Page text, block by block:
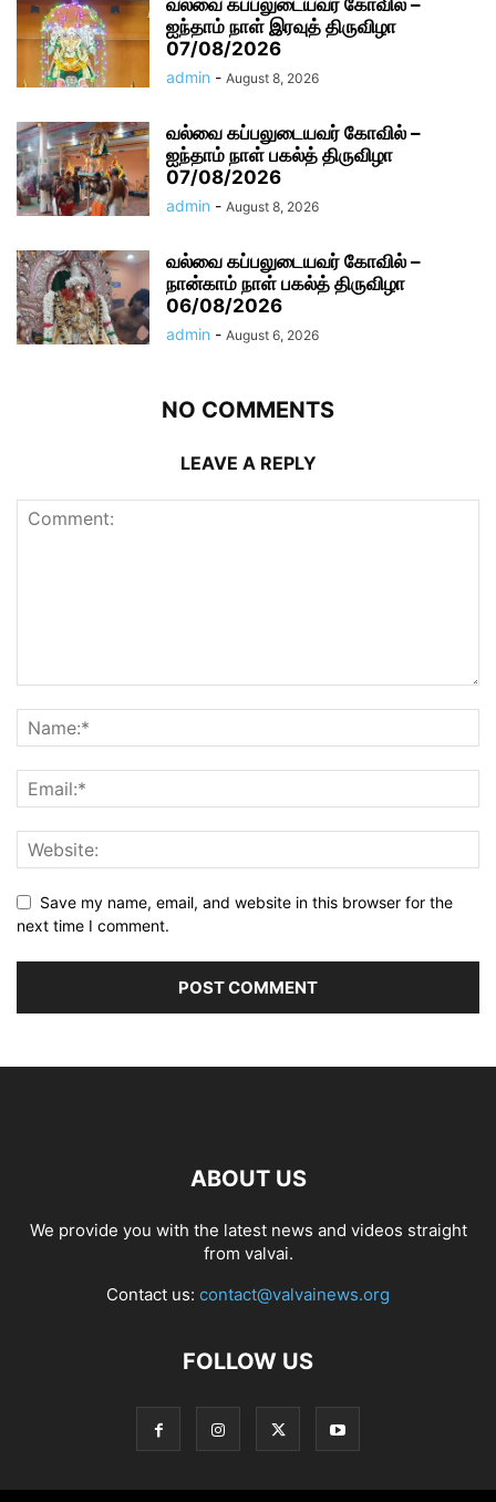
வல்வை கப்பலுடையவர் கோவில் –
ஐந்தாம் நாள் இரவுத் திருவிழா
07/08/2026
admin - August 8, 2026
வல்வை கப்பலுடையவர் கோவில் –
ஐந்தாம் நாள் பகல்த் திருவிழா
07/08/2026
admin - August 8, 2026
வல்வை கப்பலுடையவர் கோவில் –
நான்காம் நாள் பகல்த் திருவிழா
06/08/2026
admin - August 6, 2026
NO COMMENTS
LEAVE A REPLY
Save my name, email, and website in this browser for the
next time I comment.
ABOUT US
We provide you with the latest news and videos straight
from valvai.
Contact us: contact@valvainews.org
FOLLOW US